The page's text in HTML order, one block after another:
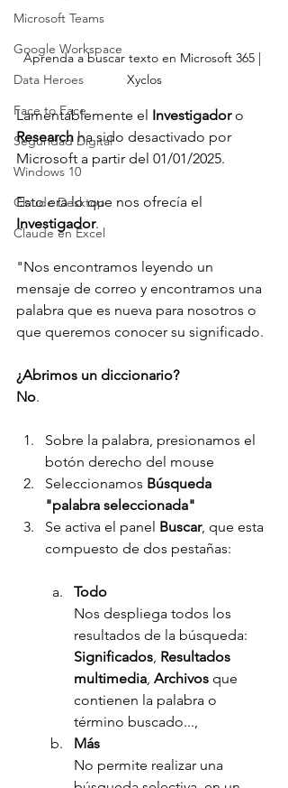
Microsoft Teams
Google Workspace
Data Heroes
Face to Face
Seguridad Digital
Windows 10
Claude Desktop
Claude en Excel
Aprenda a buscar texto en Microsoft 365 |
Xyclos
Lamentablemente el Investigador o
Research ha sido desactivado por
Microsoft a partir del 01/01/2025.
Esto era lo que nos ofrecía el
Investigador.
"Nos encontramos leyendo un
mensaje de correo y encontramos una
palabra que es nueva para nosotros o
que queremos conocer su significado.
¿Abrimos un diccionario?
No.
Sobre la palabra, presionamos el
botón derecho del mouse
Seleccionamos Búsqueda
"palabra seleccionada"
Se activa el panel Buscar, que esta
compuesto de dos pestañas:
Todo
Nos despliega todos los
resultados de la búsqueda:
Significados Resultados
multimedia Archivos que
contienen la palabra o
término buscado...,
Más
No permite realizar una